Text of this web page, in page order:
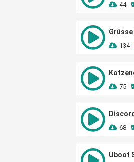
44
134
75
68
Uboot